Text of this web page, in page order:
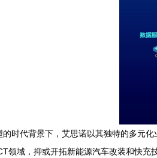
时代背景下，艾思诺以其独特的多元
领域，抑或开拓新能源汽车改装和快